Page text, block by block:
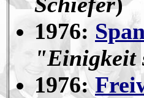
1976:
"Einigkeit
1976: